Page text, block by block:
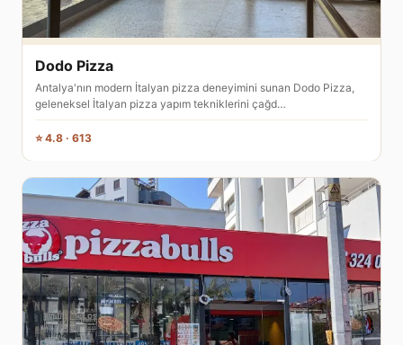
Dodo Pizza
Antalya'nın modern İtalyan pizza deneyimini sunan Dodo Pizza,
geleneksel İtalyan pizza yapım tekniklerini çağd…
⭐ 4.8 · 613